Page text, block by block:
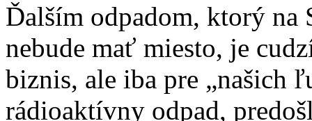
Ďalším odpadom, ktorý na
nebude mať miesto, je
biznis, ale iba pre „našich
rádioaktívny odpad,